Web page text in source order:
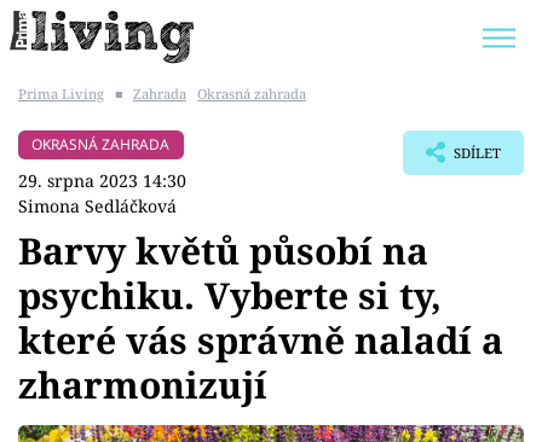
BYDLENÍ SLAVNÝCH
Témata
Bydlení
Zahrada
Prima Living ■ Zahrada Okrasná zahrada
OKRASNÁ ZAHRADA
29. srpna 2023 14:30
Simona Sedláčková
SDÍLET
Barvy květů působí na
psychiku. Vyberte si ty,
které vás správně naladí a
zharmonizují